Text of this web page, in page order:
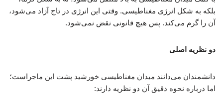
بلکه به شکل انرژی مغناطیسی. وقتی این انرژی در تاج آزاد می‌شود،
آن را گرم می‌کند. پس هیچ قانونی نقض نمی‌شود.
دو نظریه اصلی
دانشمندان می‌دانند میدان مغناطیسی خورشید پشت این ماجراست؛
اما درباره نحوه دقیق آن دو نظریه دارند: